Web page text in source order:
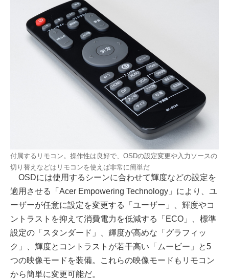
付属するリモコン。操作性は良好で、OSDの設定変更や入力ソースの
切り替えなどはリモコンを使えば非常に簡単だ
OSDには使用するシーンに合わせて輝度などの設定を
適用させる「Acer Empowering Technology」により、ユ
ーザーが任意に設定を変更する「ユーザー」、輝度やコ
ントラストを抑えて消費電力を低減する「ECO」、標準
設定の「スタンダード」、輝度が高めな「グラフィッ
ク」、輝度とコントラストが若干高い「ムービー」と5
つの映像モードを装備。これらの映像モードもリモコン
から簡単に変更可能だ。